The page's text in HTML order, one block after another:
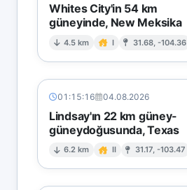
Whites City'in 54 km
güneyinde, New Meksika
4.5 km I 31.68, -104.36
01:15:16 04.08.2026
Lindsay'ın 22 km güney-
güneydoğusunda, Texas
6.2 km II 31.17, -103.47